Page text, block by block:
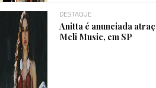
DESTAQUE
Anitta é anunciada
Meli Music, em SP